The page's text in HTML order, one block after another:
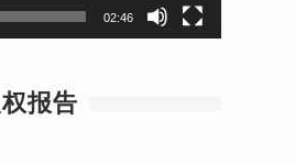
02:46
报告